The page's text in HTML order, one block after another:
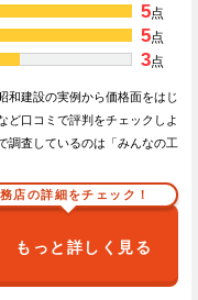
5点
5点
3点
和建設の実例から価格面をはじ
ど口コミで評判をチェックしよ
調査しているのは「みんなの工
店の詳細をチェック！
もっと詳しく見る